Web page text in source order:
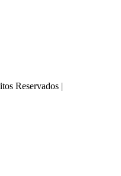
Reservados |